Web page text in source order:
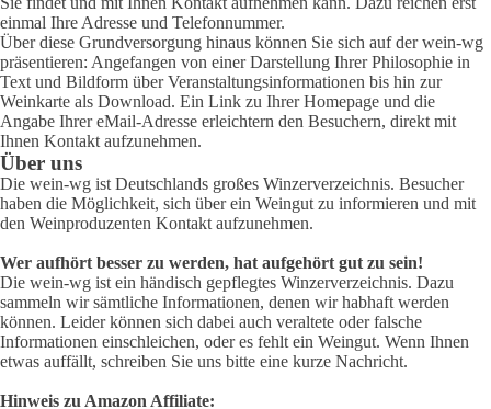
einmal Ihre Adresse und Telefonnummer.
Über diese Grundversorgung hinaus können Sie sich auf der wein-wg
präsentieren: Angefangen von einer Darstellung Ihrer Philosophie in
Text und Bildform über Veranstaltungsinformationen bis hin zur
Weinkarte als Download. Ein Link zu Ihrer Homepage und die
Angabe Ihrer eMail-Adresse erleichtern den Besuchern, direkt mit
Ihnen Kontakt aufzunehmen.
Über uns
Die wein-wg ist Deutschlands großes Winzerverzeichnis. Besucher
haben die Möglichkeit, sich über ein Weingut zu informieren und mit
den Weinproduzenten Kontakt aufzunehmen.
Wer aufhört besser zu werden, hat aufgehört gut zu sein!
Die wein-wg ist ein händisch gepflegtes Winzerverzeichnis. Dazu
sammeln wir sämtliche Informationen, denen wir habhaft werden
können. Leider können sich dabei auch veraltete oder falsche
Informationen einschleichen, oder es fehlt ein Weingut. Wenn Ihnen
etwas auffällt, schreiben Sie uns bitte eine kurze Nachricht.
Hinweis zu Amazon Affiliate: